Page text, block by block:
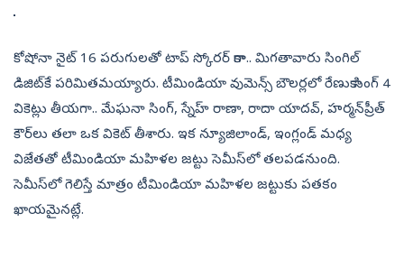
కోషోనా నైట్‌ 16 పరుగులతో టాప్‌ స్కోరర్‌ కాగా.. మిగతావారు సింగిల్‌
డిజిట్‌కే పరిమితమయ్యారు. టీమిండియా వుమెన్స్‌ బౌలర్లలో రేణుకా సింగ్‌ 4
వికెట్లు తీయగా.. మేఘనా సింగ్‌, స్నేహ్ రాణా, రాదా యాదవ్‌, హర్మన్‌ప్రీత్‌
కౌర్‌లు తలా ఒక వికెట్‌ తీశారు. ఇక న్యూజిలాండ్‌, ఇంగ్లండ్‌ మధ్య
విజేతతో టీమిండియా మహిళల జట్టు సెమీస్‌లో తలపడనుంది.
సెమీస్‌లో గెలిస్తే మాత్రం టీమిండియా మహిళల జట్టుకు పతకం
ఖాయమైనట్లే.